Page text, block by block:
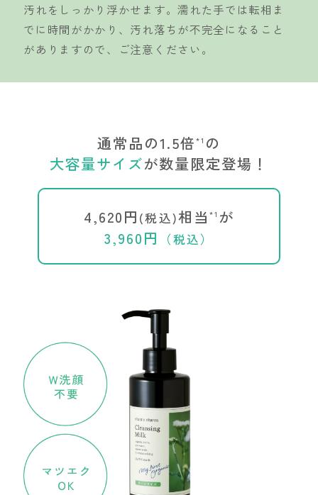
汚れをしっかり浮かせます。濡れた手では転相ま
でに時間がかかり、汚れ落ちが不完全になること
がありますので、ご注意ください。
通常品の1.5倍 *1 の
大容量サイズが数量限定登場！
4,620円 (税込)相当 *1 が
3,960円
（税込）